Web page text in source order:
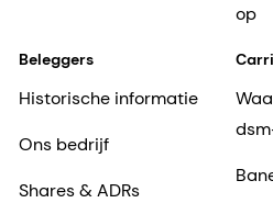
op
Beleggers
Historische informatie
Ons bedrijf
Shares & ADRs